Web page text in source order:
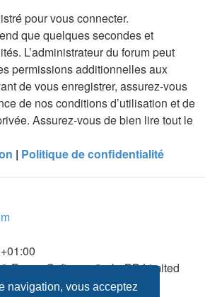
navigation, vous acceptez
pour vous connecter.
que quelques secondes et
L’administrateur du forum peut
permissions additionnelles aux
de vous enregistrer, assurez-vous
de nos conditions d’utilisation et de
Assurez-vous de bien lire tout le
| Politique de confidentialité
® Forum Software © phpBB Limited